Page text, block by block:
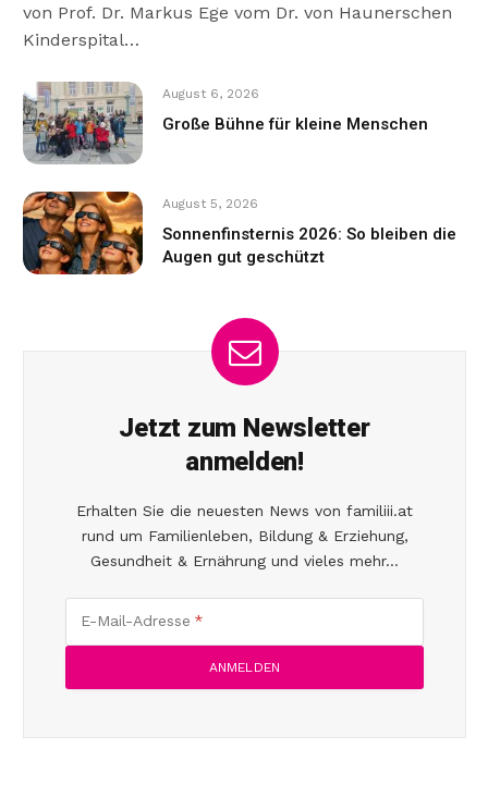
von Prof. Dr. Markus Ege vom Dr. von Haunerschen
Kinderspital…
August 6, 2026
Große Bühne für kleine Menschen
August 5, 2026
Sonnenfinsternis 2026: So bleiben die
Augen gut geschützt
Jetzt zum Newsletter
anmelden!
Erhalten Sie die neuesten News von familiii.at
rund um Familienleben, Bildung & Erziehung,
Gesundheit & Ernährung und vieles mehr...
E-Mail-Adresse